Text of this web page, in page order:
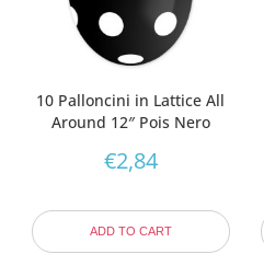
10 Palloncini in Lattice All
Around 12″ Pois Nero
€2,84
ADD TO CART